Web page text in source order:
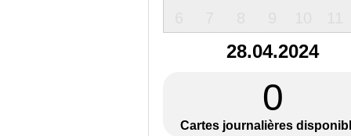
28.04.2024
0
Cartes journalières